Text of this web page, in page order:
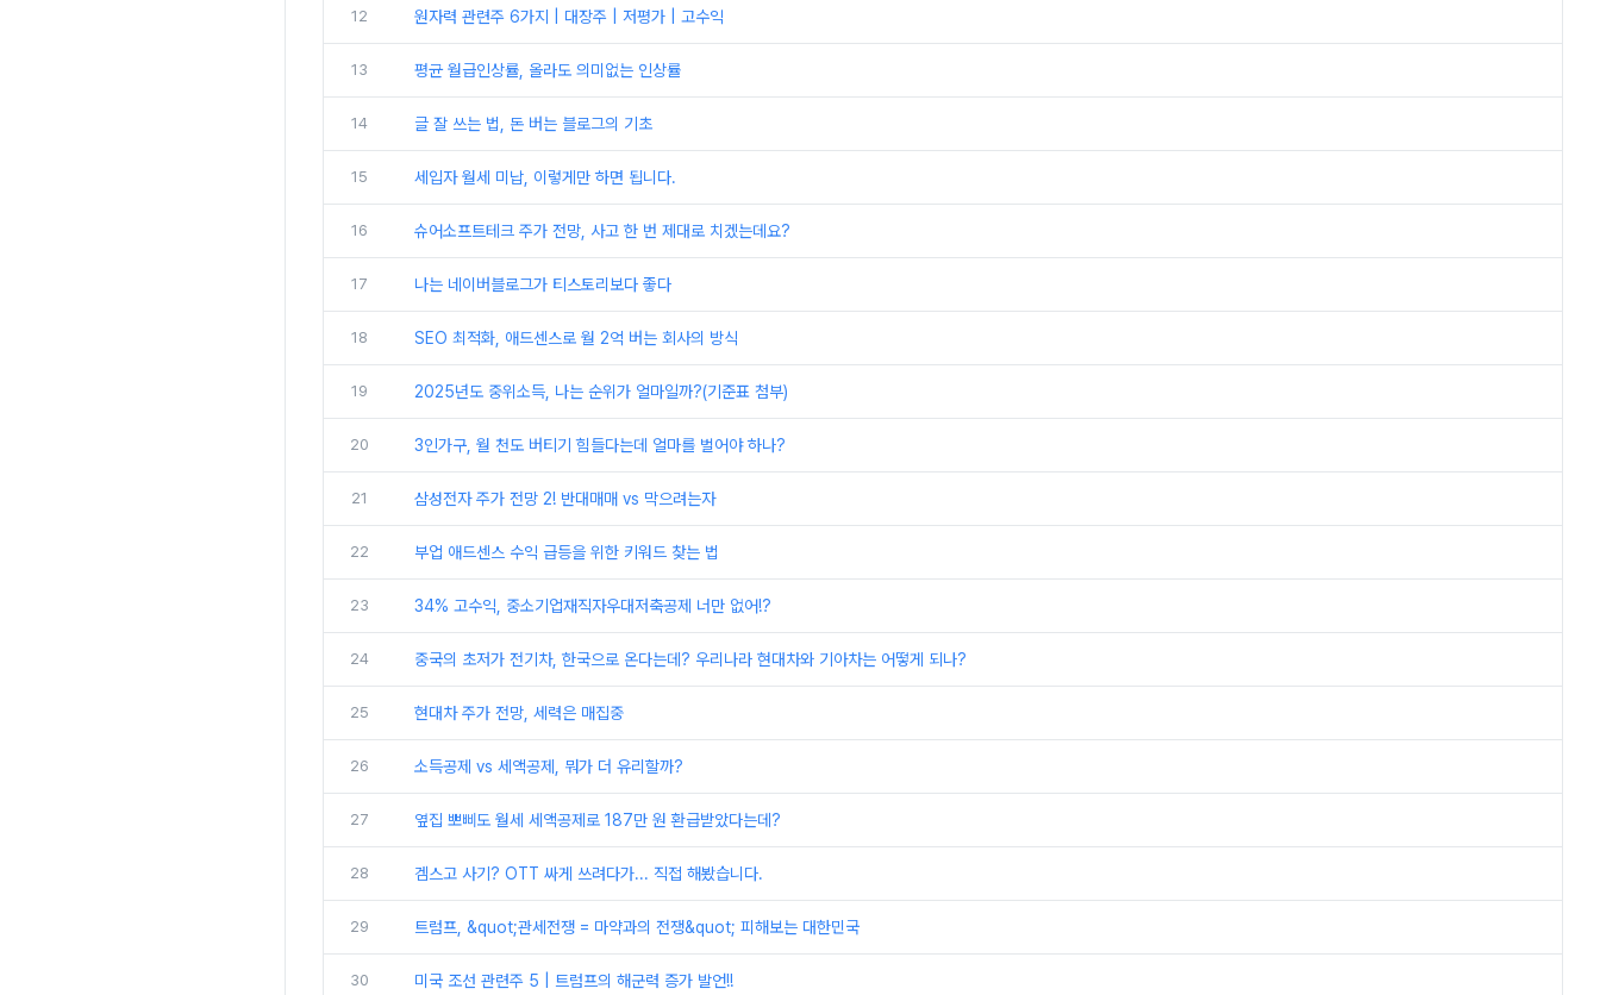
12 원자력 관련주 6가지 | 대장주 | 저평가 | 고수익
13 평균 월급인상률, 올라도 의미없는 인상률
14 글 잘 쓰는 법, 돈 버는 블로그의 기초
15 세입자 월세 미납, 이렇게만 하면 됩니다.
16 슈어소프트테크 주가 전망, 사고 한 번 제대로 치겠는데요?
17 나는 네이버블로그가 티스토리보다 좋다
18 SEO 최적화, 애드센스로 월 2억 버는 회사의 방식
19 2025년도 중위소득, 나는 순위가 얼마일까?(기준표 첨부)
20 3인가구, 월 천도 버티기 힘들다는데 얼마를 벌어야 하나?
21 삼성전자 주가 전망 2! 반대매매 vs 막으려는자
22 부업 애드센스 수익 급등을 위한 키워드 찾는 법
23 34% 고수익, 중소기업재직자우대저축공제 너만 없어!?
24 중국의 초저가 전기차, 한국으로 온다는데? 우리나라 현대차와 기아차는 어떻게 되나?
25 현대차 주가 전망, 세력은 매집중
26 소득공제 vs 세액공제, 뭐가 더 유리할까?
27 옆집 뽀삐도 월세 세액공제로 187만 원 환급받았다는데?
28 겜스고 사기? OTT 싸게 쓰려다가... 직접 해봤습니다.
29 트럼프, &quot;관세전쟁 = 마약과의 전쟁&quot; 피해보는 대한민국
30 미국 조선 관련주 5 | 트럼프의 해군력 증가 발언!!